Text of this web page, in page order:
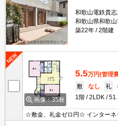
和歌山電鉄貴
和歌山県和歌
築22年
2階建
画像：35枚
5.5万円(管理
敷
なし 礼
1階
2LDK
☆敷金、礼金ゼロ円☆ インターネ
は、賃貸住宅センターまで！！